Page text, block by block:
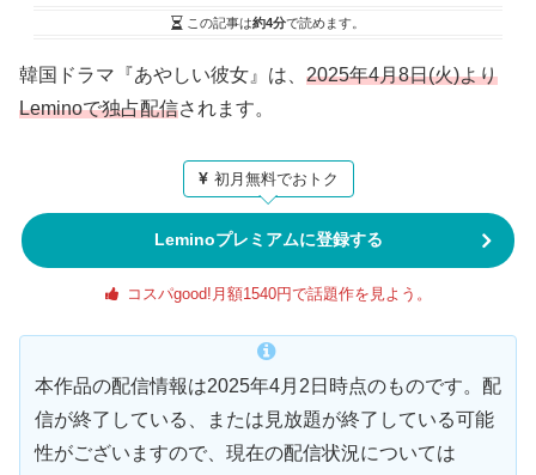
この記事は約4分で読めます。
韓国ドラマ『あやしい彼女』は、 2025年4月8日(火)より
Leminoで独占配信されます。
初月無料でおトク
Leminoプレミアムに登録する
コスパgood!月額1540円で話題作を見よう。
本作品の配信情報は2025年4月2日時点のものです。配
信が終了している、または見放題が終了している可能
性がございますので、現在の配信状況については